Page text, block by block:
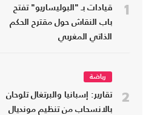
1
قيادات بـ "البوليساريو" تفتح
باب النقاش حول مقترح الحكم
الذاتي المغربي
2
رياضة
تقارير: إسبانيا والبرتغال تلوحان
بالانسحاب من تنظيم مونديال